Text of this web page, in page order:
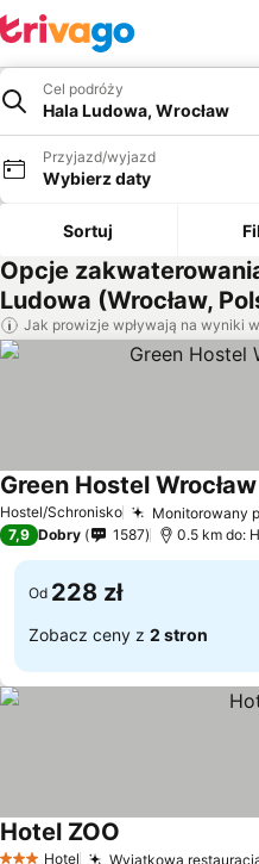
Cel podróży
Hala Ludowa, Wrocław
Przyjazd/wyjazd
Wybierz daty
Sortuj
Opcje
Ludowa (Wrocław,
Jak prowizje wpływają na wyniki
Hostel/Schronisko Monitorowany
Green Hostel
7,9 Dobry 1587 0.5 km do:
Od 228 zł
Zobacz ceny z 2 stron
Hotel Wyjątkowa
Hotel ZOO